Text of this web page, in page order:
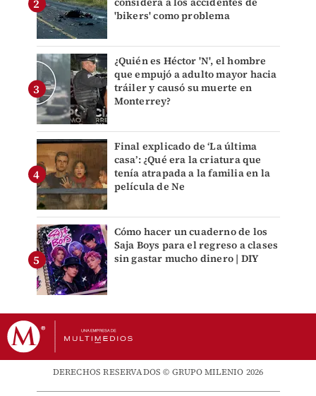
'bikers' como problema
¿Quién es Héctor 'N', el hombre
que empujó a adulto mayor hacia
tráiler y causó su muerte en
Monterrey?
Final explicado de ‘La última
casa’: ¿Qué era la criatura que
tenía atrapada a la familia en la
película de Ne
Cómo hacer un cuaderno de los
Saja Boys para el regreso a clases
sin gastar mucho dinero | DIY
DERECHOS RESERVADOS © GRUPO MILENIO 2026